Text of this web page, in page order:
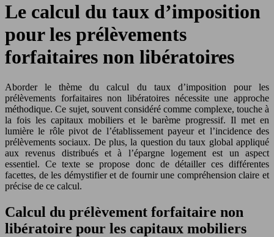
Le calcul du taux d’imposition
pour les prélèvements
forfaitaires non libératoires
Aborder le thème du calcul du taux d’imposition pour les
prélèvements forfaitaires non libératoires nécessite une approche
méthodique. Ce sujet, souvent considéré comme complexe, touche à
la fois les capitaux mobiliers et le barème progressif. Il met en
lumière le rôle pivot de l’établissement payeur et l’incidence des
prélèvements sociaux. De plus, la question du taux global appliqué
aux revenus distribués et à l’épargne logement est un aspect
essentiel. Ce texte se propose donc de détailler ces différentes
facettes, de les démystifier et de fournir une compréhension claire et
précise de ce calcul.
Calcul du prélèvement forfaitaire non
libératoire pour les capitaux mobiliers